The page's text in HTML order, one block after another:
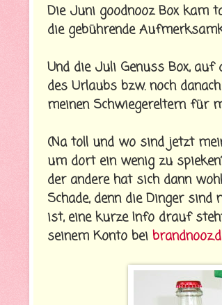
Die Juni goodnooz Box kam
die gebührende
Und die Juli Genuss Box,
des Urlaubs bzw. noch
meinen Schwiegereltern für
(Na toll und wo sind jetzt
um dort ein wenig zu
der andere hat sich dann
Schade, denn die Dinger
ist, eine kurze Info drauf
seinem Konto bei